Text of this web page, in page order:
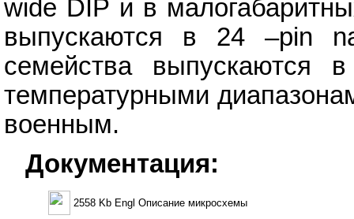
wide DIP и в
выпускаются в 24 –pin
семейства выпускаются
температурными
военным.
Документация:
2558 Kb Engl Описание микросхемы